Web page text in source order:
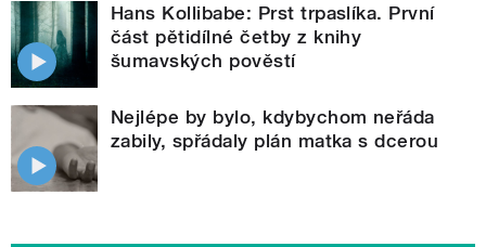
Hans Kollibabe: Prst trpaslíka. První
část pětidílné četby z knihy
šumavských pověstí
Nejlépe by bylo, kdybychom neřáda
zabily, spřádaly plán matka s dcerou